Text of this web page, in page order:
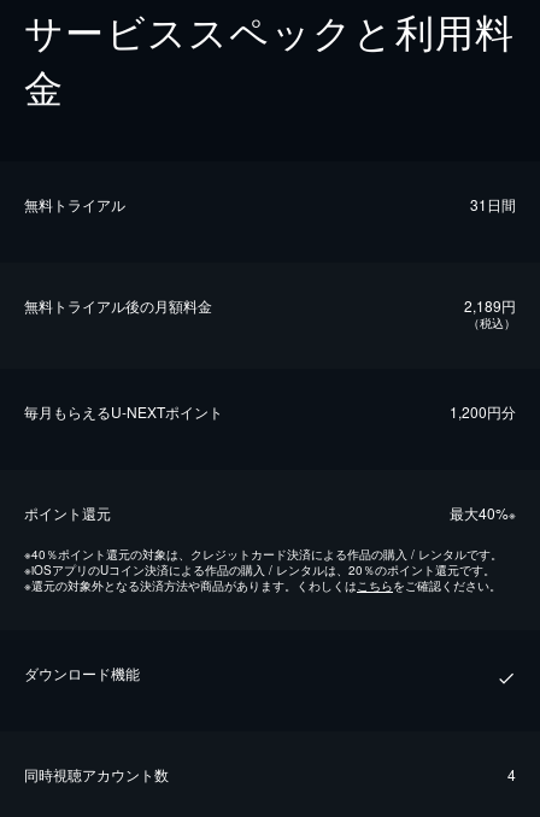
サービススペックと利用料
金
無料トライアル 31日間
無料トライアル後の⽉額料金 2,189円
（税込）
毎⽉もらえるU-NEXTポイント 1,200円分
ポイント還元 最⼤40%※
※40％ポイント還元の対象は、クレジットカード決済による作品の購入 / レンタルです。
※iOSアプリのUコイン決済による作品の購入 / レンタルは、20％のポイント還元です。
※還元の対象外となる決済方法や商品があります。くわしくはこちらをご確認ください。
ダウンロード機能
同時視聴アカウント数 4